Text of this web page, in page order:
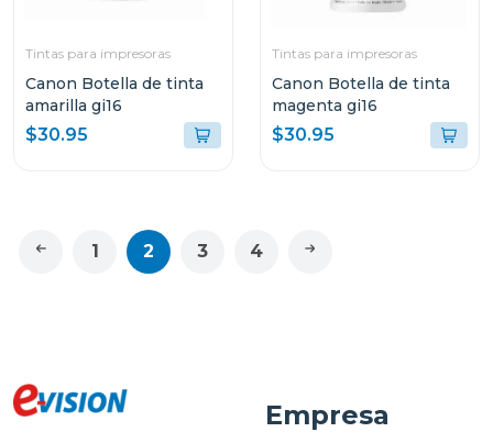
Tintas para impresoras
Canon Botella de tinta
amarilla gi16
$30.95
Tintas para impresoras
Canon Botella de tinta
magenta gi16
$30.95
1 2 3 4
Empresa